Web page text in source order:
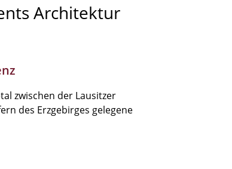
Architektur
zwischen der Lausitzer
des Erzgebirges gelegene